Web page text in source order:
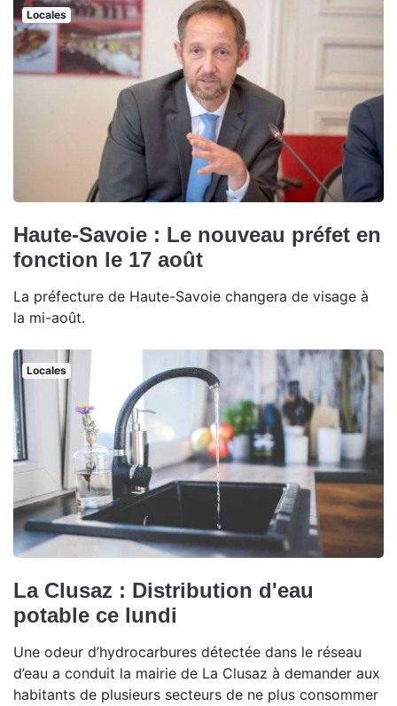
Locales
Haute-Savoie : Le nouveau préfet en
fonction le 17 août
La préfecture de Haute-Savoie changera de visage à
la mi-août.
Locales
La Clusaz : Distribution d'eau
potable ce lundi
Une odeur d’hydrocarbures détectée dans le réseau
d’eau a conduit la mairie de La Clusaz à demander aux
habitants de plusieurs secteurs de ne plus consommer